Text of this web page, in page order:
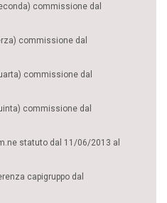
commissione dal
commissione dal
commissione dal
commissione dal
statuto dal 11/06/2013 al
capigruppo dal